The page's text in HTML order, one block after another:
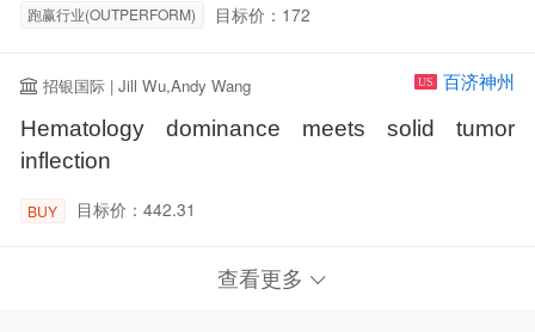
跑赢行业(OUTPERFORM) 目标价：172
招银国际 | Jill Wu,Andy Wang US 百济神州
Hematology dominance meets solid tumor
inflection
BUY 目标价：442.31
查看更多